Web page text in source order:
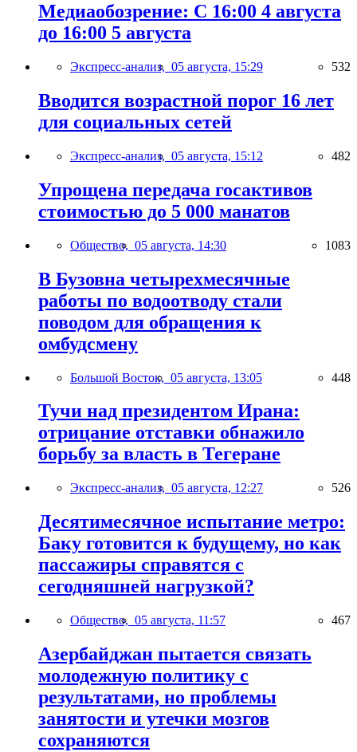
Медиаобозрение: С 16:00 4 августа
до 16:00 5 августа
Экспресс-анализ, 05 августа, 15:29 532
Вводится возрастной порог 16 лет
для социальных сетей
Экспресс-анализ, 05 августа, 15:12 482
Упрощена передача госактивов
стоимостью до 5 000 манатов
Общество, 05 августа, 14:30 1083
В Бузовна четырехмесячные
работы по водоотводу стали
поводом для обращения к
омбудсмену
Большой Восток, 05 августа, 13:05 448
Тучи над президентом Ирана:
отрицание отставки обнажило
борьбу за власть в Тегеране
Экспресс-анализ, 05 августа, 12:27 526
Десятимесячное испытание метро:
Баку готовится к будущему, но как
пассажиры справятся с
сегодняшней нагрузкой?
Общество, 05 августа, 11:57 467
Азербайджан пытается связать
молодежную политику с
результатами, но проблемы
занятости и утечки мозгов
сохраняются